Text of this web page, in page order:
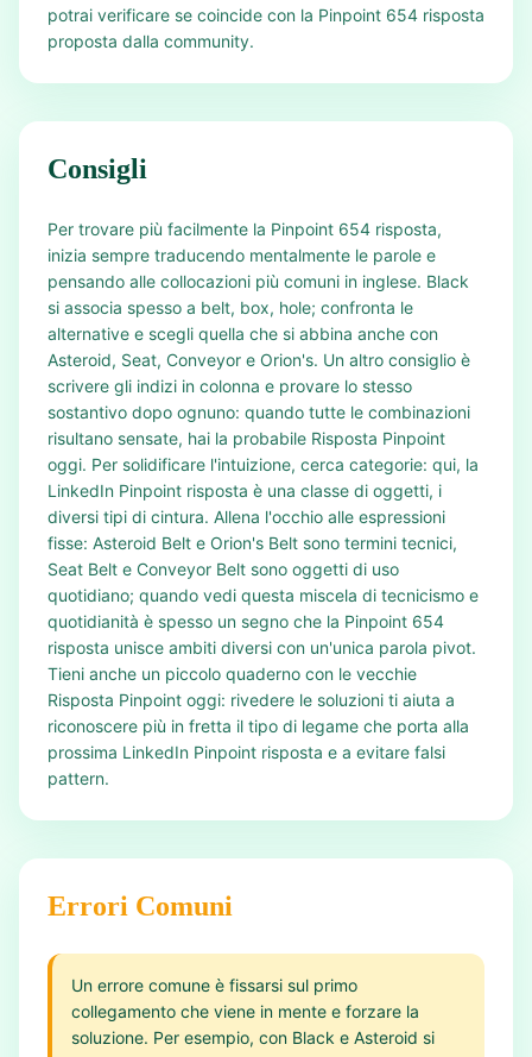
potrai verificare se coincide con la Pinpoint 654 risposta
proposta dalla community.
Consigli
Per trovare più facilmente la Pinpoint 654 risposta,
inizia sempre traducendo mentalmente le parole e
pensando alle collocazioni più comuni in inglese. Black
si associa spesso a belt, box, hole; confronta le
alternative e scegli quella che si abbina anche con
Asteroid, Seat, Conveyor e Orion's. Un altro consiglio è
scrivere gli indizi in colonna e provare lo stesso
sostantivo dopo ognuno: quando tutte le combinazioni
risultano sensate, hai la probabile Risposta Pinpoint
oggi. Per solidificare l'intuizione, cerca categorie: qui, la
LinkedIn Pinpoint risposta è una classe di oggetti, i
diversi tipi di cintura. Allena l'occhio alle espressioni
fisse: Asteroid Belt e Orion's Belt sono termini tecnici,
Seat Belt e Conveyor Belt sono oggetti di uso
quotidiano; quando vedi questa miscela di tecnicismo e
quotidianità è spesso un segno che la Pinpoint 654
risposta unisce ambiti diversi con un'unica parola pivot.
Tieni anche un piccolo quaderno con le vecchie
Risposta Pinpoint oggi: rivedere le soluzioni ti aiuta a
riconoscere più in fretta il tipo di legame che porta alla
prossima LinkedIn Pinpoint risposta e a evitare falsi
pattern.
Errori Comuni
Un errore comune è fissarsi sul primo
collegamento che viene in mente e forzare la
soluzione. Per esempio, con Black e Asteroid si